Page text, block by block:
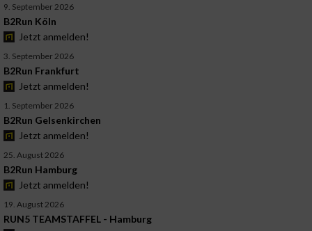
9. September 2026
B2Run Köln
Jetzt anmelden!
3. September 2026
B2Run Frankfurt
Jetzt anmelden!
1. September 2026
B2Run Gelsenkirchen
Jetzt anmelden!
25. August 2026
B2Run Hamburg
Jetzt anmelden!
19. August 2026
RUN5 TEAMSTAFFEL - Hamburg